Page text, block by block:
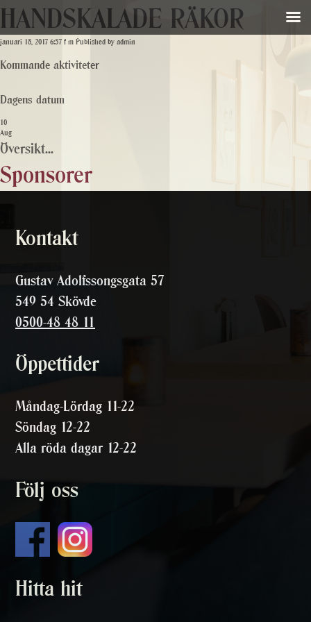
HANDSKALADE RÄKOR
januari 18, 2017 6:57 f m Published by admin
Kommande aktiviteter
Dagens datum
10
Aug
Översikt...
Sponsorer
Kontakt
Gustav Adolfssongsgata 57
549 54 Skövde
0500-48 48 11
Öppettider
Måndag-Lördag 11-22
Söndag 12-22
Alla röda dagar 12-22
Följ oss
Hitta hit